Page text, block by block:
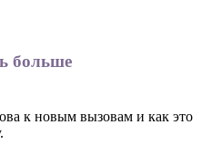
больше
к новым вызовам и как это